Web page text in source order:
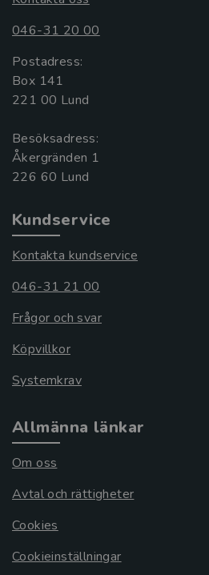
046-31 20 00
Postadress:
Box 141
221 00 Lund
Besöksadress:
Åkergränden 1
Kundservice
Kontakta kundservice
046-31 21 00
Frågor och svar
Köpvillkor
Systemkrav
Allmänna länkar
Om oss
Avtal och rättigheter
Cookies
Cookieinställningar